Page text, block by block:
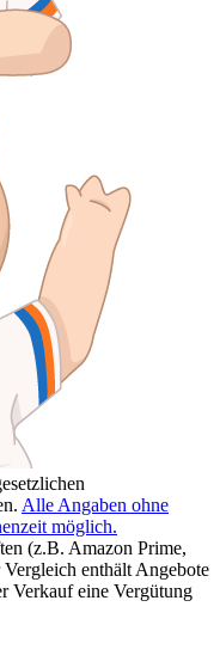
Alle Angaben ohne
möglich.
(z.B. Amazon Prime,
enthält Angebote
Verkauf eine Vergütung